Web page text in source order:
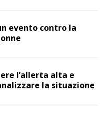
evento contro la
l’allerta alta e
la situazione